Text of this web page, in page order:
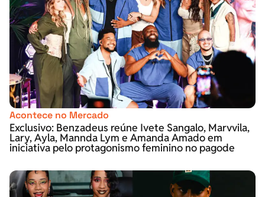
Acontece no Mercado
Exclusivo: Benzadeus reúne Ivete Sangalo, Marvvila,
Lary, Ayla, Mannda Lym e Amanda Amado em
iniciativa pelo protagonismo feminino no pagode